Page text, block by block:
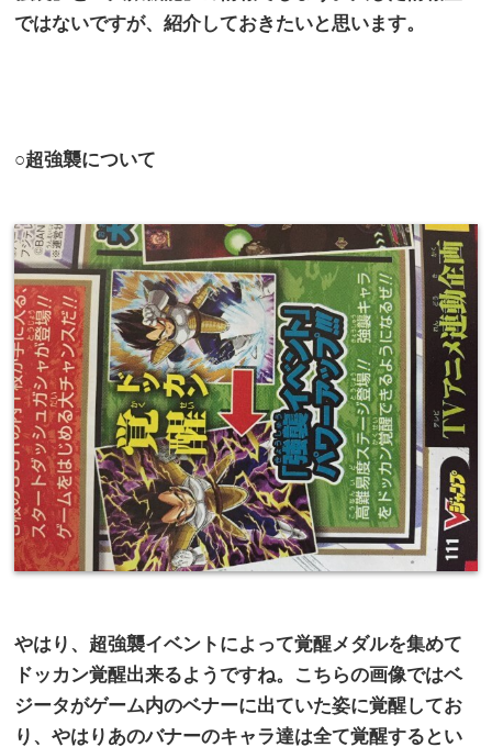
ではないですが、紹介しておきたいと思います。
○超強襲について
やはり、超強襲イベントによって覚醒メダルを集めて
ドッカン覚醒出来るようですね。こちらの画像ではベ
ジータがゲーム内のベナーに出ていた姿に覚醒してお
り、やはりあのバナーのキャラ達は全て覚醒するとい